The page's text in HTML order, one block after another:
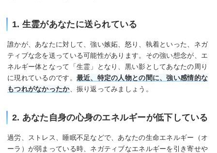
1. 生霊があなたに送られている
誰かが、あなたに対して、強い嫉妬、怒り、執着といった、ネガ
ティブな念を送っている可能性があります。その強い想念が、エ
ネルギー体となって「生霊」となり、黒い影としてあなたの周り
に現れているのです。 最近、特定の人物との間に、強い感情的な
もつれがなかったか、振り返ってみましょう。
2. あなた自身の心身のエネルギーが低下している
過労、ストレス、睡眠不足などで、あなたの生命エネルギー（オ
ーラ）が弱まっている時、ネガティブなエネルギーを引き寄せや